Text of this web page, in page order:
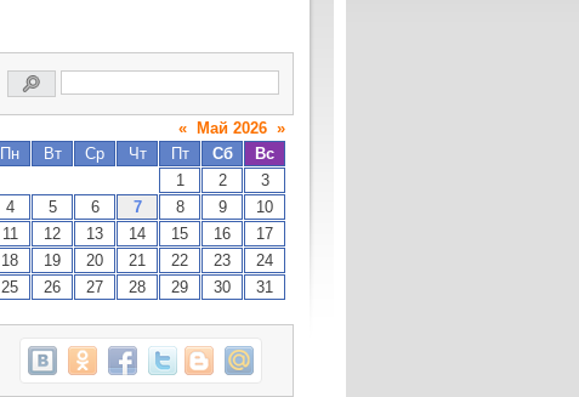
« Май 2026 »
Пн
Вт Ср Чт Пт Сб
Вс
1
2
3
4
5 6 7 8 9
10
11
12 13 14 15 16
17
18
19 20 21 22 23
24
25
26 27 28 29 30 31